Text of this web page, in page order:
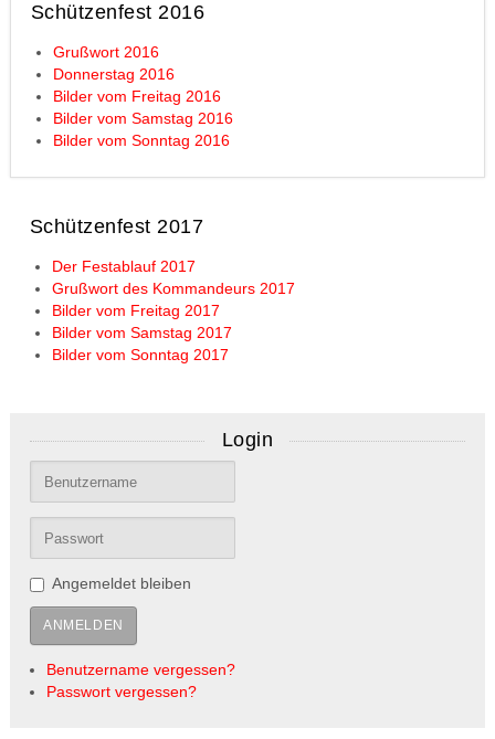
Schützenfest 2016
Grußwort 2016
Donnerstag 2016
Bilder vom Freitag 2016
Bilder vom Samstag 2016
Bilder vom Sonntag 2016
Schützenfest 2017
Der Festablauf 2017
Grußwort des Kommandeurs 2017
Bilder vom Freitag 2017
Bilder vom Samstag 2017
Bilder vom Sonntag 2017
Login
Angemeldet bleiben
ANMELDEN
Benutzername vergessen?
Passwort vergessen?